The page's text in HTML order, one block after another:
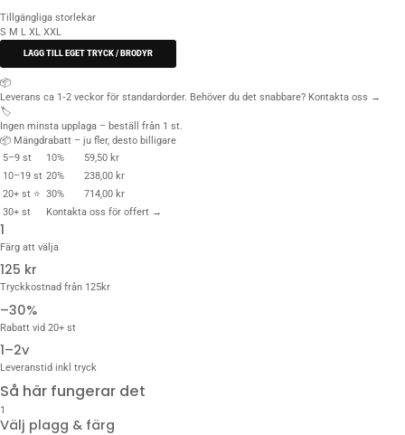
Tillgängliga storlekar
S M L XL XXL
LÄGG TILL EGET TRYCK / BRODYR
📦
Leverans ca 1‑2 veckor för standardorder. Behöver du det snabbare? Kontakta oss →
🏷️
Ingen minsta upplaga – beställ från 1 st.
📦 Mängdrabatt – ju fler, desto billigare
5–9 st
10%
59,50 kr
10–19 st 20%
238,00 kr
20+ st ⭐ 30%
714,00 kr
30+ st
Kontakta oss för offert →
1
Färg att välja
125 kr
Tryckkostnad från 125kr
–30%
Rabatt vid 20+ st
1–2v
Leveranstid inkl tryck
Så här fungerar det
1
Välj plagg & färg